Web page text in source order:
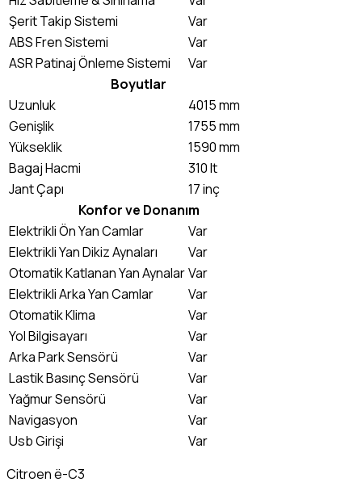
Şerit Takip Sistemi
Var
ABS Fren Sistemi
Var
ASR Patinaj Önleme Sistemi
Var
Boyutlar
Uzunluk
4015 mm
Genişlik
1755 mm
Yükseklik
1590 mm
Bagaj Hacmi
310 lt
Jant Çapı
17 inç
Konfor ve Donanım
Elektrikli Ön Yan Camlar
Var
Elektrikli Yan Dikiz Aynaları
Var
Otomatik Katlanan Yan AynalarVar
Elektrikli Arka Yan Camlar
Var
Otomatik Klima
Var
Yol Bilgisayarı
Var
Arka Park Sensörü
Var
Lastik Basınç Sensörü
Var
Yağmur Sensörü
Var
Navigasyon
Var
Usb Girişi
Var
Citroen ë-C3